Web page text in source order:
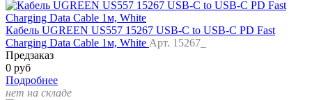
Кабель UGREEN US557 15267 USB-C to USB-C PD Fast
Charging Data Cable 1м, White Арт. 15267_
Предзаказ
0 руб
Подробнее
нет на складе